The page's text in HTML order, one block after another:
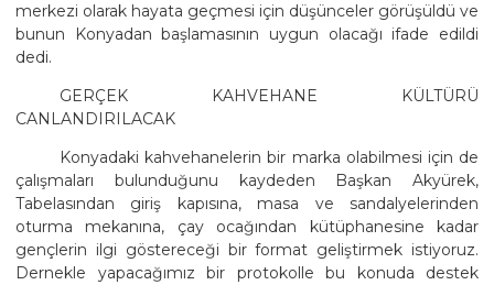
merkezi olarak hayata geçmesi için düşünceler görüşüldü ve
bunun Konyadan başlamasının uygun olacağı ifade edildi
dedi.
GERÇEK KAHVEHANE KÜLTÜRÜ
CANLANDIRILACAK
Konyadaki kahvehanelerin bir marka olabilmesi için de
çalışmaları bulunduğunu kaydeden Başkan Akyürek,
Tabelasından giriş kapısına, masa ve sandalyelerinden
oturma mekanına, çay ocağından kütüphanesine kadar
gençlerin ilgi göstereceği bir format geliştirmek istiyoruz.
Dernekle yapacağımız bir protokolle bu konuda destek